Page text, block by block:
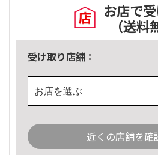
お店で
（送料
受け取り店舗：
お店を選ぶ
近くの店舗を確